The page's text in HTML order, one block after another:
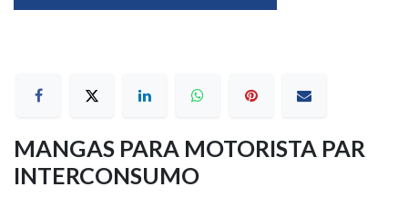
MANGAS PARA MOTORISTA PAR
INTERCONSUMO